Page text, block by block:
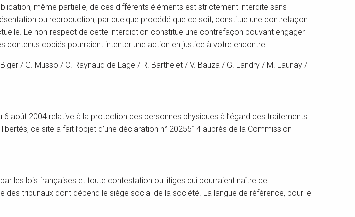
même partielle, de ces différents éléments est strictement interdite sans
ou reproduction, par quelque procédé que ce soit, constitue une contrefaçon
Le non-respect de cette interdiction constitue une contrefaçon pouvant engager
contenus copiés pourraient intenter une action en justice à votre encontre.
/ G. Musso / C. Raynaud de Lage / R. Barthelet / V. Bauza / G. Landry / M. Launay /
août 2004 relative à la protection des personnes physiques à l’égard des traitements
ce site a fait l’objet d’une déclaration n° 2025514 auprès de la Commission
les lois françaises et toute contestation ou litiges qui pourraient naître de
des tribunaux dont dépend le siège social de la société. La langue de référence, pour le